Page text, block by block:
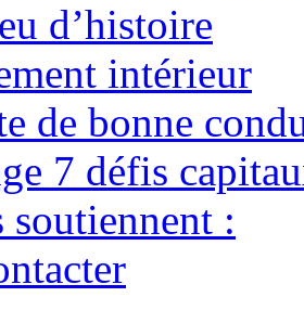
d’histoire
intérieur
de bonne
7 défis
soutiennent :